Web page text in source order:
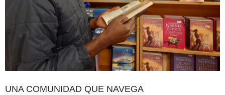
UNA COMUNIDAD QUE NAVEGA